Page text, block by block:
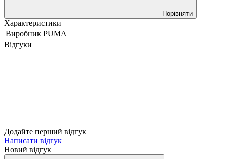
Порівняти
Характеристики
Виробник PUMA
Відгуки
Додайте перший відгук
Написати відгук
Новий відгук